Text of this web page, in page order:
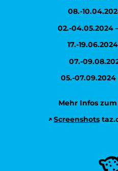
08.-
02.-04.05.2024
17.-
07.-
05.-
Mehr Infos
Screenshots